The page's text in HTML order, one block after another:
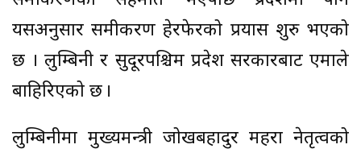
यसअनुसार समीकरण हेरफेरको प्रयास शुरु भएको
छ । लुम्बिनी र सुदूरपश्चिम प्रदेश सरकारबाट एमाले
बाहिरिएको छ ।
लुम्बिनीमा मुख्यमन्त्री जोखबहादुर महरा नेतृत्वको